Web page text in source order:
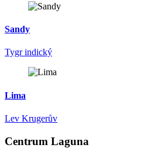
Sandy
Tygr indický
Lima
Lev Krugerův
Centrum Laguna